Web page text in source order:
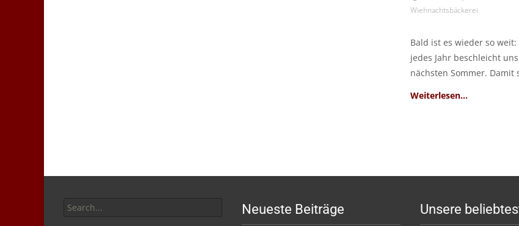
Wiehnachtsbäckerei
Bald ist es wieder so
jedes Jahr beschleicht
nächsten Sommer. Damit
for:
Neueste Beiträge Unsere